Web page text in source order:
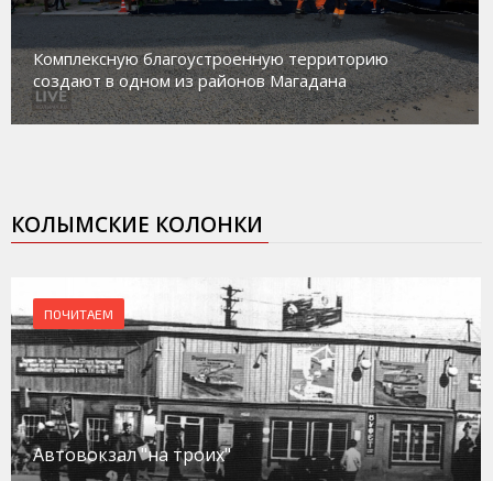
Магадан присоединился к пилотному проекту по
работе с несовершеннолетними из групп
социального риска «Переправа»
КОЛЫМСКИЕ КОЛОНКИ
ПОЧИТАЕМ
Автовокзал "на троих"